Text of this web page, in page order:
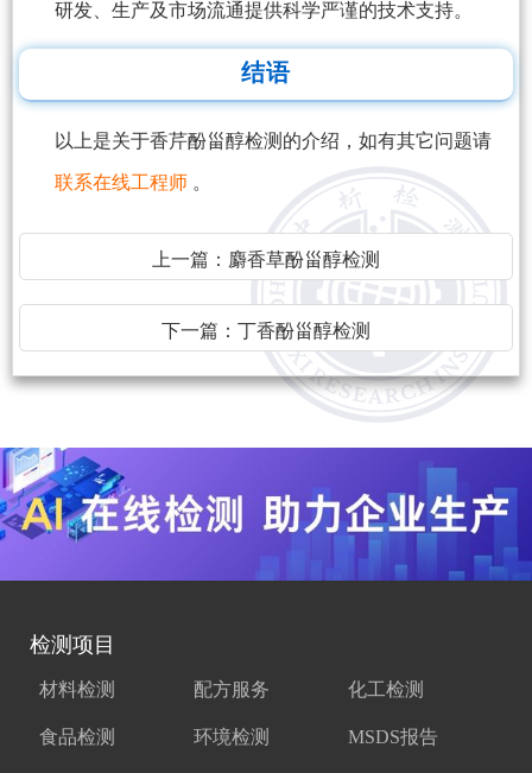
研发、生产及市场流通提供科学严谨的技术支持。
结语
以上是关于香芹酚甾醇检测的介绍，如有其它问题请
联系在线工程师 。
上一篇： 麝香草酚甾醇检测
下一篇： 丁香酚甾醇检测
检测项目
材料检测 配方服务 化工检测
食品检测 环境检测 MSDS报告